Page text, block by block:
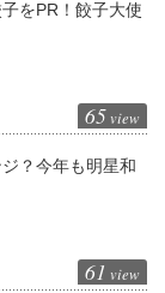
をPR！餃子大使
65 view
？今年も明星和
61 view